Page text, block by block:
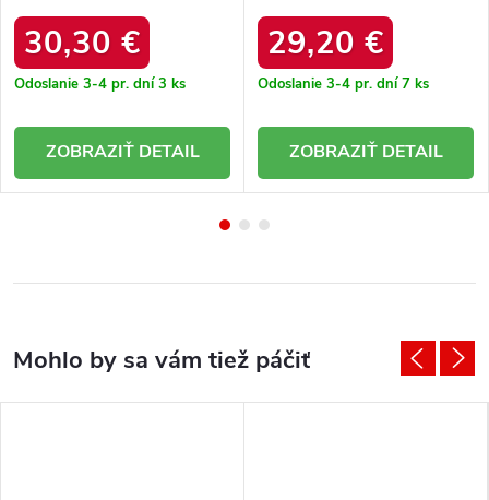
30,30 €
Odoslanie 3-4 pr. dní3 ks
DETAIL
29,20 €
Odoslanie 3-4 pr. dní7 ks
DETAIL